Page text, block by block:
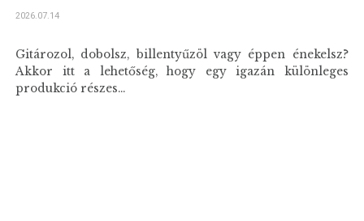
2026.07.14
Gitározol, dobolsz, billentyűzöl vagy éppen énekelsz?
Akkor itt a lehetőség, hogy egy igazán különleges
produkció részes...